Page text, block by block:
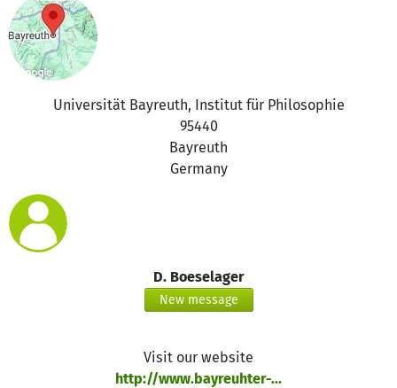
Universität Bayreuth, Institut für Philosophie
95440
Bayreuth
Germany
D. Boeselager
New message
Visit our website
http://www.bayreuhter-...